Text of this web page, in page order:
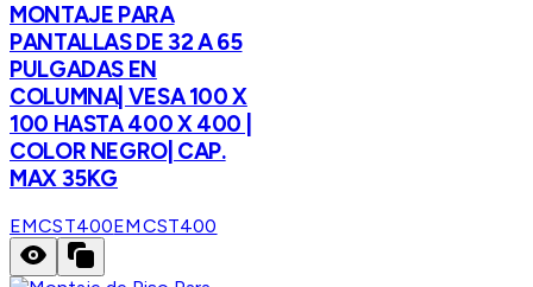
MONTAJE PARA
PANTALLAS DE 32 A 65
PULGADAS EN
COLUMNA| VESA 100 X
100 HASTA 400 X 400 |
COLOR NEGRO| CAP.
MAX 35KG
EMCST400EMCST400